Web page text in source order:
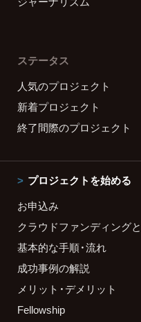
ステータス
人気のプロジェクト
新着プロジェクト
終了間際のプロジェクト
プロジェクトを始める
お申込み
クラウドファンディング
基本的な手順・流れ
成功事例の解説
メリット・デメリット
Fellowship